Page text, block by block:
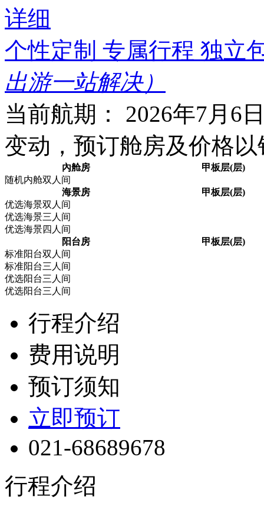
详细
个性定制 专属行程 独立
出游一站解决）
当前航期： 2026年7月6
变动，预订舱房及价格
內舱房
甲板层(层)
随机内舱双人间
海景房
甲板层(层)
优选海景双人间
优选海景三人间
优选海景四人间
阳台房
甲板层(层)
标准阳台双人间
标准阳台三人间
优选阳台三人间
优选阳台三人间
行程介绍
费用说明
预订须知
立即预订
021-68689678
行程介绍